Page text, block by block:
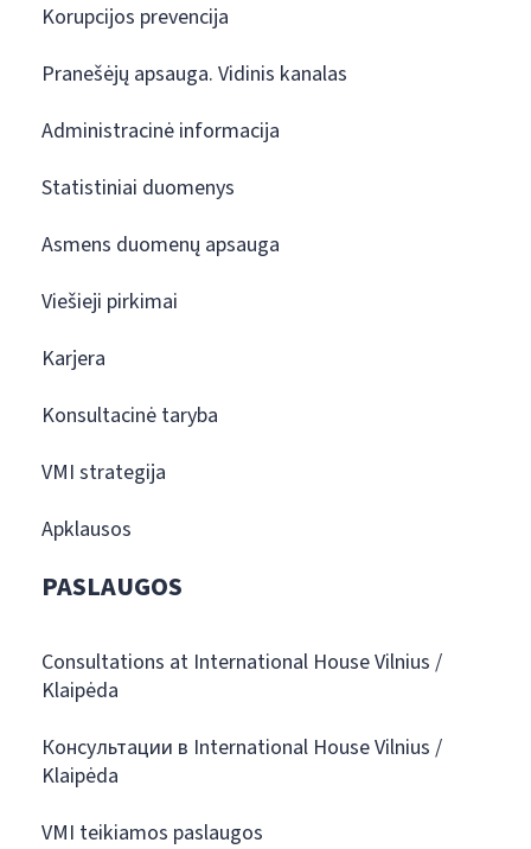
Korupcijos prevencija
Pranešėjų apsauga. Vidinis kanalas
Administracinė informacija
Statistiniai duomenys
Asmens duomenų apsauga
Viešieji pirkimai
Karjera
Konsultacinė taryba
VMI strategija
Apklausos
PASLAUGOS
Consultations at International House Vilnius /
Klaipėda
Консультации в International House Vilnius /
Klaipėda
VMI teikiamos paslaugos